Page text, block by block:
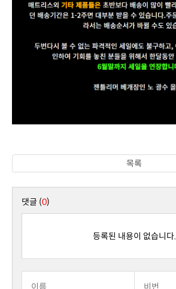
목록
댓글 (0)
등록된 내용이 없습니다.